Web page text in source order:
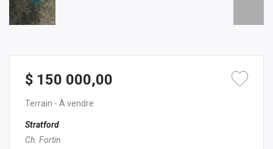
$ 150 000,00
Terrain - À vendre
Stratford
Ch. Fortin